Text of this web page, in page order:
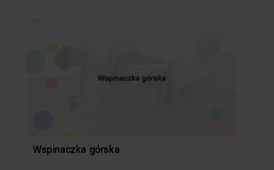
Wspinaczka górska